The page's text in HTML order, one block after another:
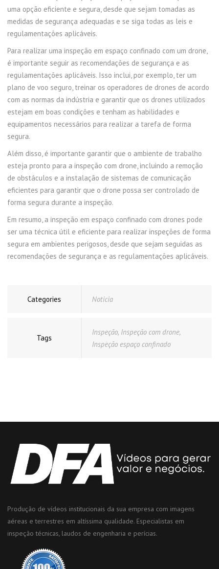
uma opção eficiente e segura, desde que sejam tomadas as
medidas de segurança adequadas e se siga todas as leis e
regulamentações aplicáveis.
Para realizar uma inspeção em espaço confinado com um drone,
é importante seguir as recomendações de segurança e as
regulamentações aplicáveis. Isso inclui, por exemplo, ter um
plano de voo seguro, treinar os operadores de drones de acordo
com as normas da indústria e garantir que os drones utilizados
estejam em boas condições e tenham as habilidades e
equipamentos necessários para realizar a tarefa de forma
segura.
Além disso, é importante garantir que o ambiente de trabalho
esteja pronto para a inspeção com drone, incluindo a remoção
de obstáculos e a instalação de sistemas de comunicação
eficientes para garantir que o drone possa ser controlado de
forma segura durante a inspeção.
Em resumo, a inspeção em espaço confinado com drones pode
ser uma técnica útil e eficiente para realizar inspeções de forma
segura em ambientes perigosos, desde que sejam seguidas as
recomendações de segurança e as regulamentações aplicáveis.
Categories Noticia
Tags
Inspeção, Inspeção com drone,
Inspeção espaço confinado
Produção de vídeos institucionais da sua empresa com imagens
aéreas e terrestres em altíssima qualidade. Especialistas em
inspeção técnicas, laudos de engenharia e perícias.